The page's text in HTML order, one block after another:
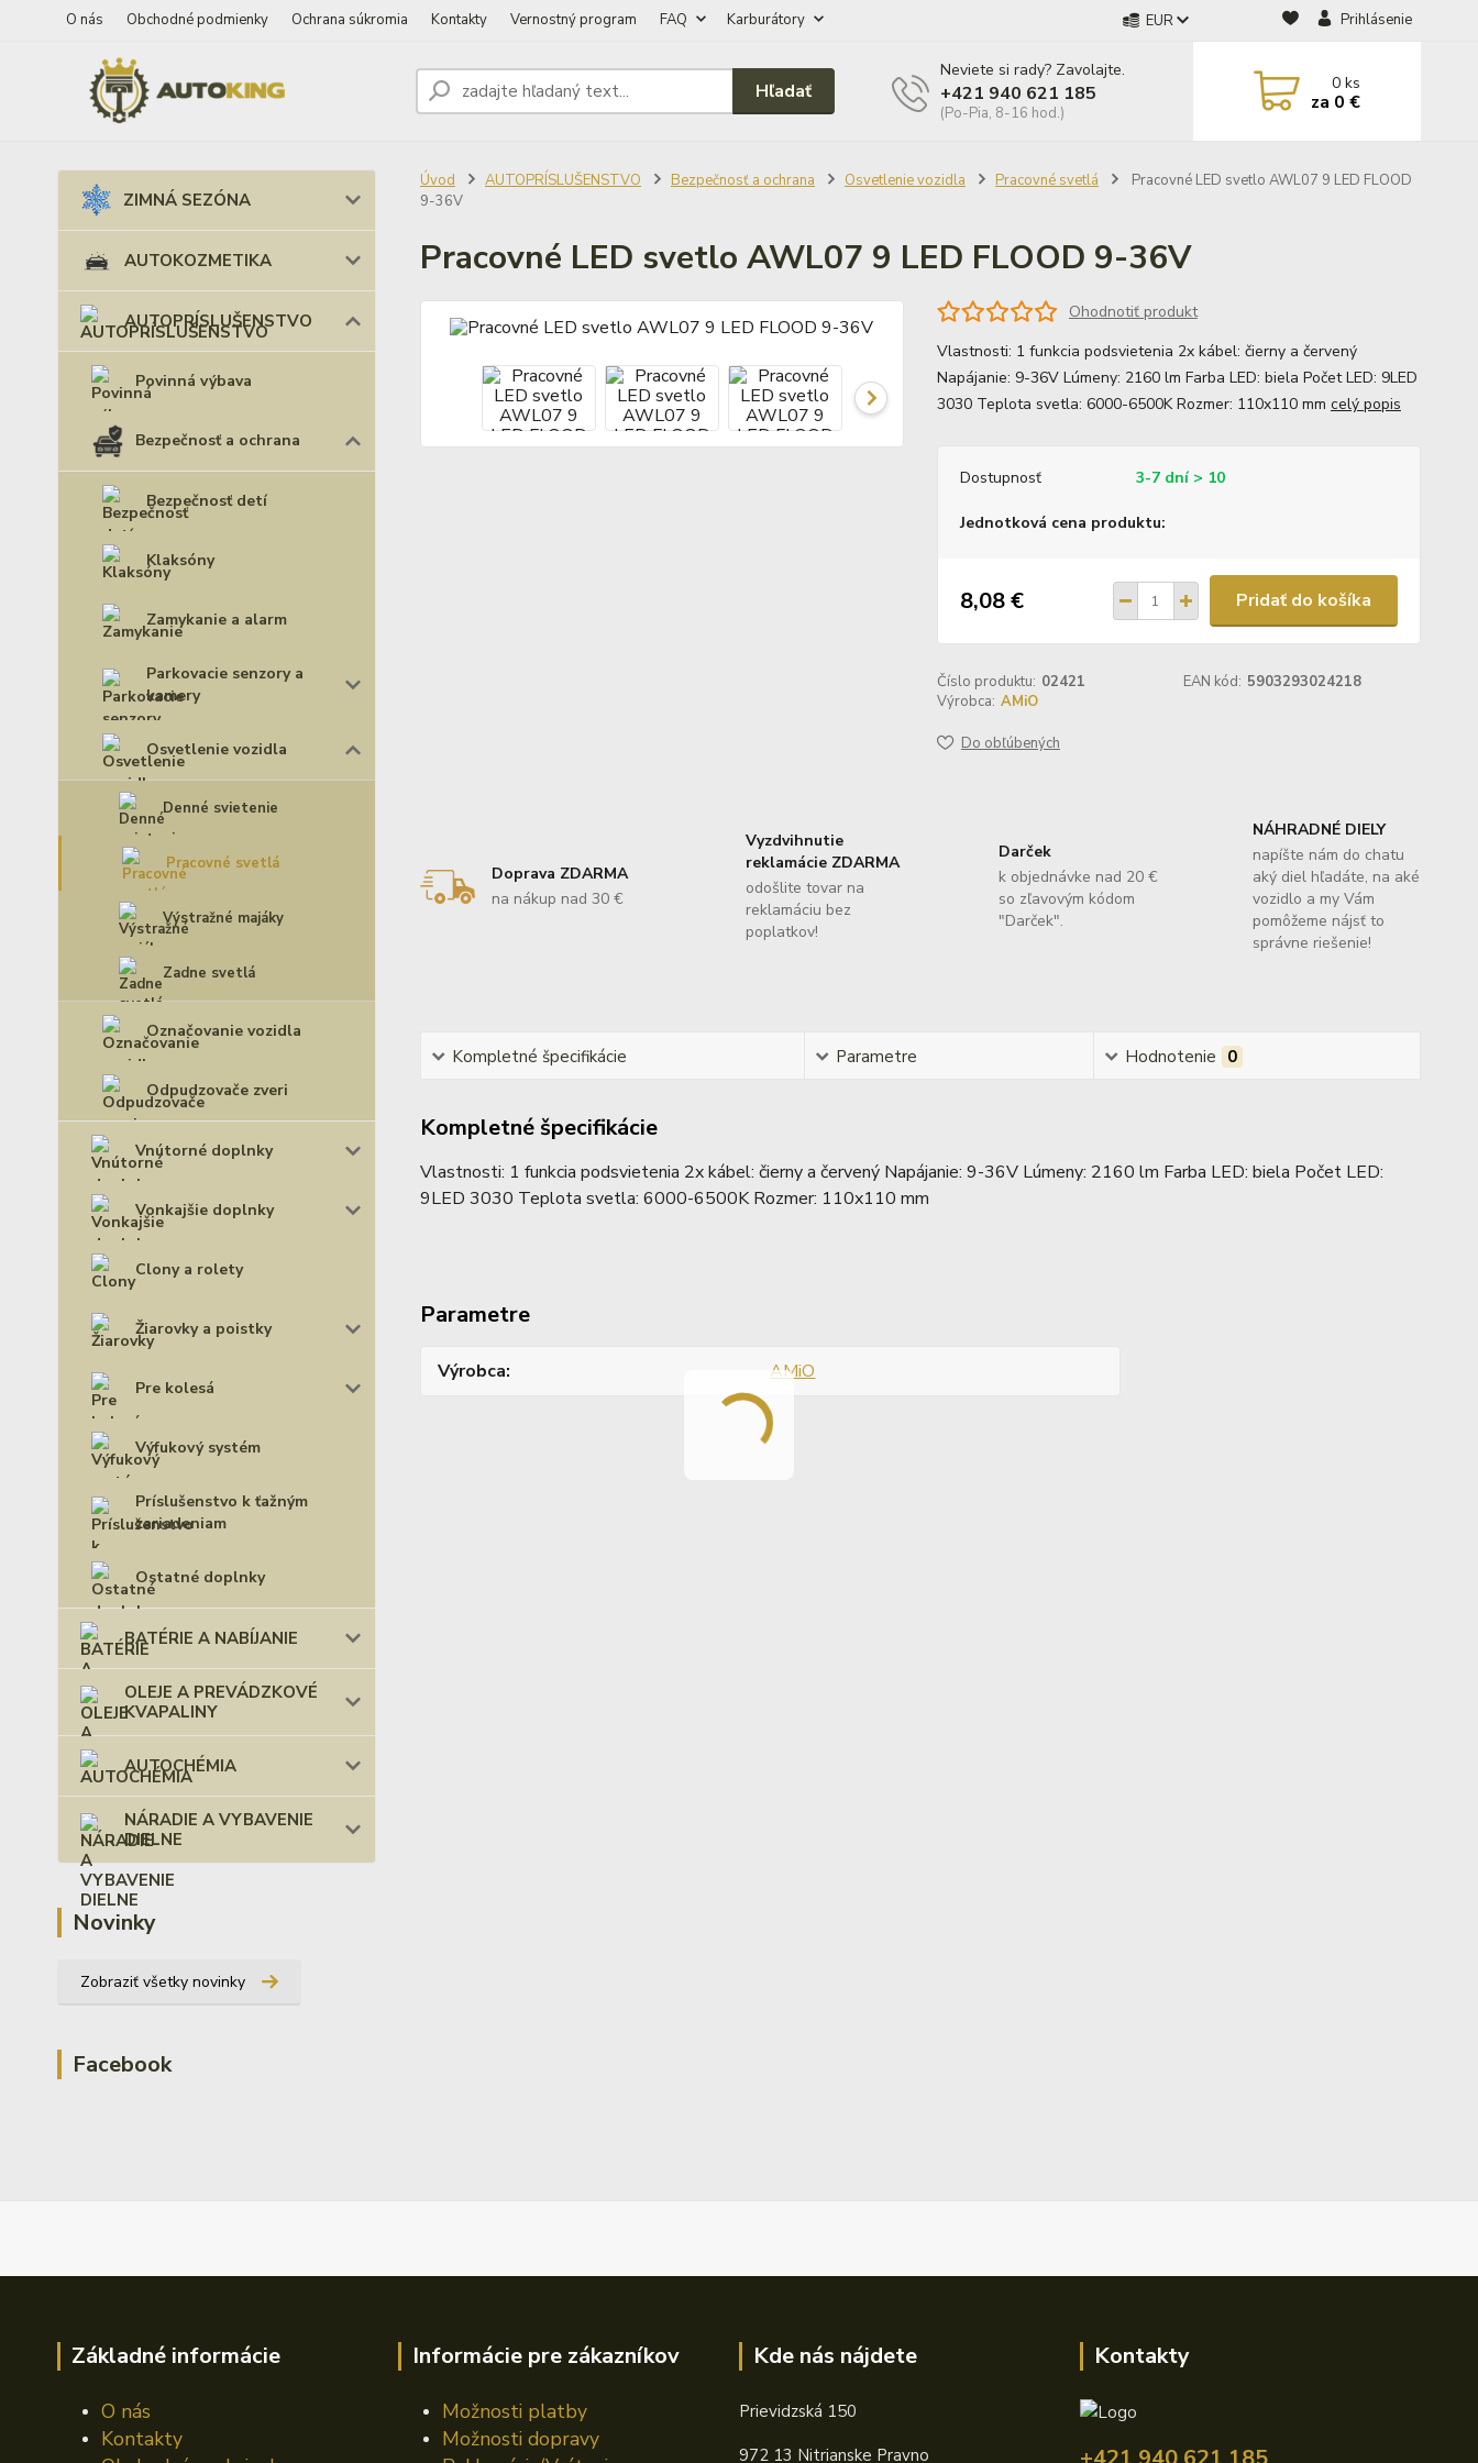
O nás Obchodné podmienky Ochrana súkromia Kontakty Vernostný program FAQ Karburátory EUR Prihlásenie
Hľadať
Neviete si rady? Zavolajte.
+421 940 621 185
(Po-Pia, 8-16 hod.)
0ks
za 0 €
ZIMNÁ SEZÓNA
AUTOKOZMETIKA
AUTOPRÍSLUŠENSTVO
Povinná výbava
Bezpečnosť a ochrana
Bezpečnosť detí
Klaksóny
Zamykanie a alarm
Parkovacie senzory a
kamery
Osvetlenie vozidla
Denné svietenie
Pracovné svetlá
Výstražné majáky
Zadne svetlá
Označovanie vozidla
Odpudzovače zveri
Vnútorné doplnky
Vonkajšie doplnky
Clony a rolety
Žiarovky a poistky
Pre kolesá
Výfukový systém
Príslušenstvo k ťažným
zariadeniam
Ostatné doplnky
BATÉRIE A NABÍJANIE
OLEJE A PREVÁDZKOVÉ
KVAPALINY
AUTOCHÉMIA
NÁRADIE A VYBAVENIE
DIELNE
Novinky
Zobraziť všetky novinky
Facebook
Úvod AUTOPRÍSLUŠENSTVO Bezpečnosť a ochrana Osvetlenie vozidla Pracovné svetlá
Pracovné LED svetlo AWL07 9 LED FLOOD
9-36V
Pracovné LED svetlo AWL07 9 LED FLOOD 9-36V
Ohodnotiť produkt
Vlastnosti: 1 funkcia podsvietenia 2x kábel: čierny a červený
Napájanie: 9-36V Lúmeny: 2160 lm Farba LED: biela Počet LED: 9LED
3030 Teplota svetla: 6000-6500K Rozmer: 110x110 mm celý popis
Dostupnosť 3-7 dní > 10
Jednotková cena produktu:
8,08 € Pridať do košíka
Číslo produktu: 02421 EAN kód: 5903293024218
Výrobca: AMiO
Do obľúbených
Doprava ZDARMA
na nákup nad 30 €
Vyzdvihnutie
reklamácie ZDARMA
odošlite tovar na
reklamáciu bez
poplatkov!
Darček
k objednávke nad 20 €
so zľavovým kódom
"Darček".
NÁHRADNÉ DIELY
napíšte nám do chatu
aký diel hľadáte, na aké
vozidlo a my Vám
pomôžeme nájsť to
správne riešenie!
Kompletné špecifikácie Parametre Hodnotenie 0
Kompletné špecifikácie
Vlastnosti: 1 funkcia podsvietenia 2x kábel: čierny a červený Napájanie: 9-36V Lúmeny: 2160 lm Farba LED: biela Počet LED:
9LED 3030 Teplota svetla: 6000-6500K Rozmer: 110x110 mm
Parametre
Výrobca AMiO
Základné informácie
O nás
Kontakty
Informácie pre zákazníkov
Možnosti platby
Možnosti dopravy
Kde nás nájdete
Prievidzská 150
972 13 Nitrianske Pravno
Kontakty